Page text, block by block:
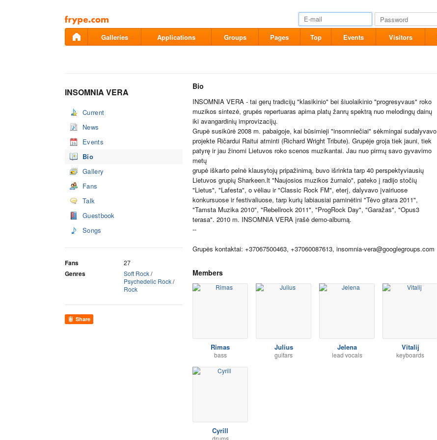
Pāriet
uz
saturu
Galleries Applications Groups Pages Top Events Visitors
INSOMNIA VERA
Current
News
Events
Bio
Gallery
Fans
Talk
Guestbook
Songs
Fans 27
Genres Soft Rock/
Psychedelic Rock/
Rock
Share
Bio
INSOMNIA VERA - tai gerų tradicijų "klasikinio" bei šiuolaikinio "progresyvaus" roko
muzikos sintezė, grupės repertuaras apima platų žanrų spektrą nuo melodingų dainų
iki avangardinių improvizacijų.
Grupė susikūrė 2008 m. pabaigoje, kai būsimieji "insomniečiai" sėkmingai sudalyvavo
projekte Ričardui Raitui atminti (Richard Wright Tribute). Grupėje groja tiek jauni, tiek
patyrę ir jau žinomi Lietuvos roko scenos muzikantai. Jau nuo pirmų savo gyvavimo
metų
grupė iškarto pelnė klausytojų pripažinimą, buvo išrinkta tarp 40 perspektyviausių
Lietuvos grupių Sharkeen.lt "Naujosios muzikos žurnalo", pateko į radijo stočių
"Lietus", "Lafesta", o vėliau ir "Classic Rock FM", eterį, dalyvavo įvairiuose
konkursuose ir festivaliuose, tarp kurių labiausiai paminėtini "Tėvo gitara 2011",
"Tamsta Muzika 2010", "Rebellrock 2011", "ProgRock Day", "Garažas", "Opus3
terasa". 2010 m. INSOMNIA VERA įrašė demo-albumą.
--
Grupės kontaktai: +37067500463, +37060087613, insomnia-vera@googlegroups.com
Members
Rimas
bass
Julius
guitars
Jelena
lead vocals
Vitalij
keyboards
Cyrill
drums